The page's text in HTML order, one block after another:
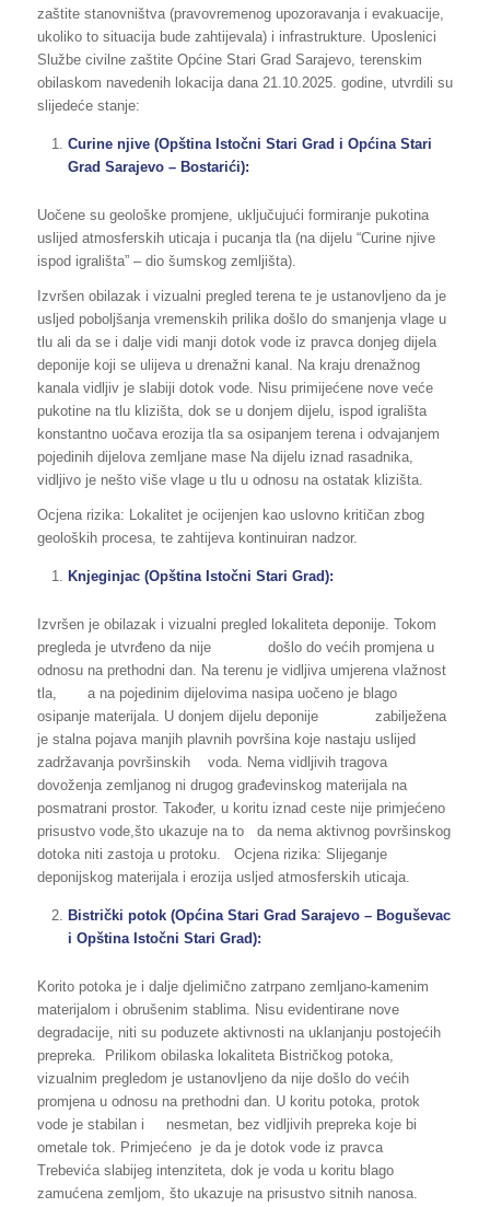
zaštite stanovništva (pravovremenog upozoravanja i evakuacije,
ukoliko to situacija bude zahtijevala) i infrastrukture. Uposlenici
Službe civilne zaštite Općine Stari Grad Sarajevo, terenskim
obilaskom navedenih lokacija dana 21.10.2025. godine, utvrdili su
slijedeće stanje:
Curine njive (Opština Istočni Stari Grad i Općina Stari
Grad Sarajevo – Bostarići):
Uočene su geološke promjene, uključujući formiranje pukotina
uslijed atmosferskih uticaja i pucanja tla (na dijelu “Curine njive
ispod igrališta” – dio šumskog zemljišta).
Izvršen obilazak i vizualni pregled terena te je ustanovljeno da je
usljed poboljšanja vremenskih prilika došlo do smanjenja vlage u
tlu ali da se i dalje vidi manji dotok vode iz pravca donjeg dijela
deponije koji se ulijeva u drenažni kanal. Na kraju drenažnog
kanala vidljiv je slabiji dotok vode. Nisu primijećene nove veće
pukotine na tlu klizišta, dok se u donjem dijelu, ispod igrališta
konstantno uočava erozija tla sa osipanjem terena i odvajanjem
pojedinih dijelova zemljane mase Na dijelu iznad rasadnika,
vidljivo je nešto više vlage u tlu u odnosu na ostatak klizišta.
Ocjena rizika: Lokalitet je ocijenjen kao uslovno kritičan zbog
geoloških procesa, te zahtijeva kontinuiran nadzor.
Knjeginjac (Opština Istočni Stari Grad):
Izvršen je obilazak i vizualni pregled lokaliteta deponije. Tokom
pregleda je utvrđeno da nije došlo do većih promjena u
odnosu na prethodni dan. Na terenu je vidljiva umjerena vlažnost
tla, a na pojedinim dijelovima nasipa uočeno je blago
osipanje materijala. U donjem dijelu deponije zabilježena
je stalna pojava manjih plavnih površina koje nastaju uslijed
zadržavanja površinskih voda. Nema vidljivih tragova
dovoženja zemljanog ni drugog građevinskog materijala na
posmatrani prostor. Također, u koritu iznad ceste nije primjećeno
prisustvo vode,što ukazuje na to da nema aktivnog površinskog
dotoka niti zastoja u protoku. Ocjena rizika: Slijeganje
deponijskog materijala i erozija usljed atmosferskih uticaja.
Bistrički potok (Općina Stari Grad Sarajevo – Boguševac
i Opština Istočni Stari Grad):
Korito potoka je i dalje djelimično zatrpano zemljano-kamenim
materijalom i obrušenim stablima. Nisu evidentirane nove
degradacije, niti su poduzete aktivnosti na uklanjanju postojećih
prepreka. Prilikom obilaska lokaliteta Bistričkog potoka,
vizualnim pregledom je ustanovljeno da nije došlo do većih
promjena u odnosu na prethodni dan. U koritu potoka, protok
vode je stabilan i nesmetan, bez vidljivih prepreka koje bi
ometale tok. Primjećeno je da je dotok vode iz pravca
Trebevića slabijeg intenziteta, dok je voda u koritu blago
zamućena zemljom, što ukazuje na prisustvo sitnih nanosa.